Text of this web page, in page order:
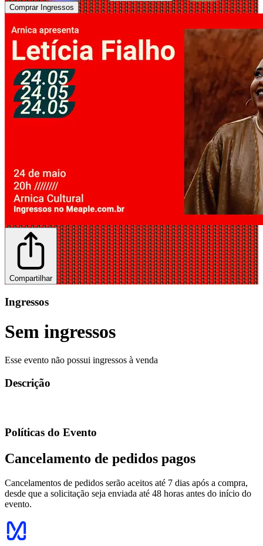
Comprar Ingressos
Compartilhar
Ingressos
Sem ingressos
Esse evento não possui ingressos à venda
Descrição
Políticas do Evento
Cancelamento de pedidos pagos
Cancelamentos de pedidos serão aceitos até 7 dias após a compra,
desde que a solicitação seja enviada até 48 horas antes do início do
evento.